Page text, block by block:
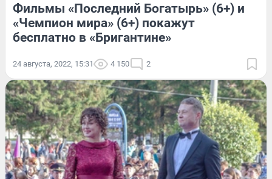
Фильмы «Последний Богатырь» (6+) и
«Чемпион мира» (6+) покажут
бесплатно в «Бригантине»
24 августа, 2022, 15:31 4 150 2